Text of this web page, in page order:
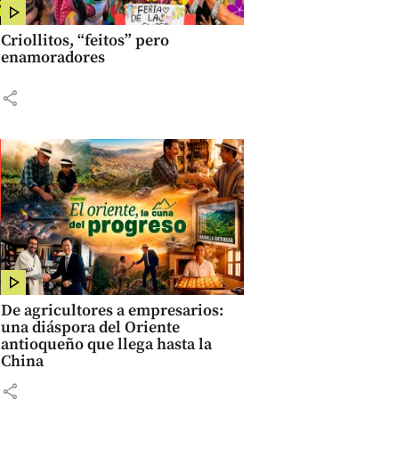
Criollitos, “feitos” pero
enamoradores
share
De agricultores a empresarios:
una diáspora del Oriente
antioqueño que llega hasta la
China
share